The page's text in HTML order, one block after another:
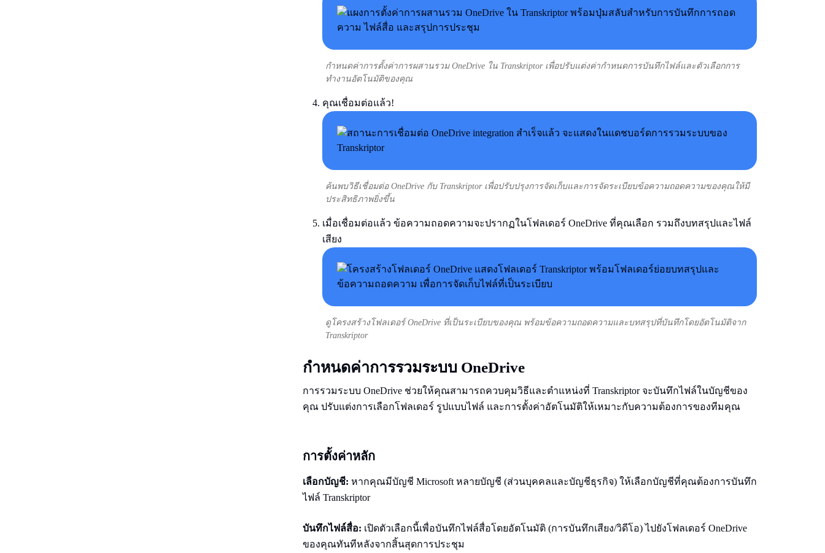
กำหนดค่าการตั้งค่าการผสานรวม OneDrive ใน Transkriptor เพื่อปรับแต่งค่ากำหนดการบันทึกไฟล์และตัวเลือกการ
ทำงานอัตโนมัติของคุณ
คุณเชื่อมต่อแล้ว!
ค้นพบวิธีเชื่อมต่อ OneDrive กับ Transkriptor เพื่อปรับปรุงการจัดเก็บและการจัดระเบียบข้อความถอดความของคุณให้มี
ประสิทธิภาพยิ่งขึ้น
เมื่อเชื่อมต่อแล้ว ข้อความถอดความจะปรากฏในโฟลเดอร์ OneDrive ที่คุณเลือก รวมถึงบทสรุปและไฟล์
เสียง
ดูโครงสร้างโฟลเดอร์ OneDrive ที่เป็นระเบียบของคุณ พร้อมข้อความถอดความและบทสรุปที่บันทึกโดยอัตโนมัติจาก
Transkriptor
กำหนดค่าการรวมระบบ OneDrive
การรวมระบบ OneDrive ช่วยให้คุณสามารถควบคุมวิธีและตำแหน่งที่ Transkriptor จะบันทึกไฟล์ในบัญชีของ
คุณ ปรับแต่งการเลือกโฟลเดอร์ รูปแบบไฟล์ และการตั้งค่าอัตโนมัติให้เหมาะกับความต้องการของทีมคุณ
การตั้งค่าหลัก
เลือกบัญชี: หากคุณมีบัญชี Microsoft หลายบัญชี (ส่วนบุคคลและบัญชีธุรกิจ) ให้เลือกบัญชีที่คุณต้องการบันทึก
ไฟล์ Transkriptor
บันทึกไฟล์สื่อ: เปิดตัวเลือกนี้เพื่อบันทึกไฟล์สื่อโดยอัตโนมัติ (การบันทึกเสียง/วิดีโอ) ไปยังโฟลเดอร์ OneDrive
ของคุณทันทีหลังจากสิ้นสุดการประชุม